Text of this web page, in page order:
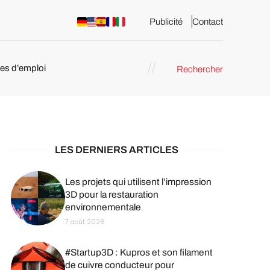
Publicité Contact
d’emploi Rechercher
LES DERNIERS ARTICLES
Les projets qui utilisent l’impression
3D pour la restauration
environnementale
7 août 2026
#Startup3D : Kupros et son filament
de cuivre conducteur pour